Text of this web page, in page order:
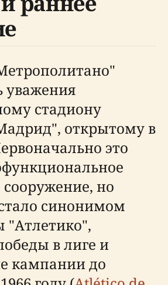
уважения
стадиону
открытому в
это
но
синонимом
"Атлетико",
в лиге и
кампании до